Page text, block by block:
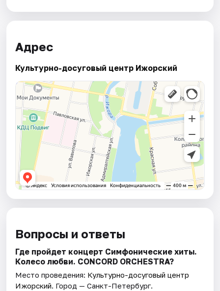
Адрес
Культурно-досуговый центр Ижорский
Вопросы и ответы
Где пройдет концерт Симфонические хиты.
Колесо любви. CONCORD ORCHESTRA?
Место проведения: Культурно-досуговый центр
Ижорский. Город — Санкт-Петербург.